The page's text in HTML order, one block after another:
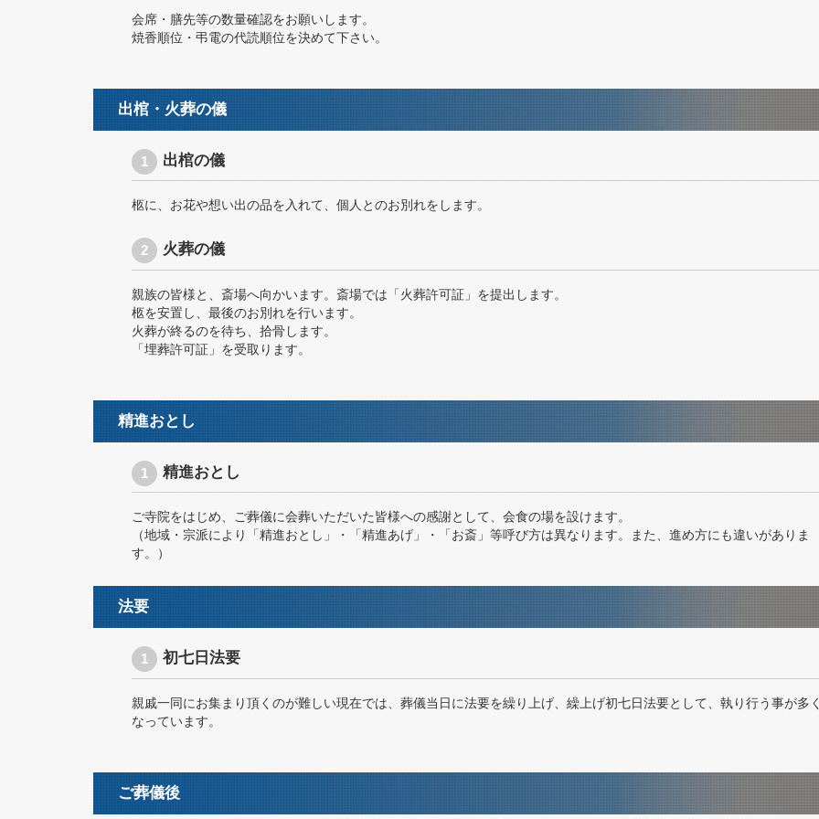
会席・膳先等の数量確認をお願いします。
焼香順位・弔電の代読順位を決めて下さい。
出棺・火葬の儀
出棺の儀
柩に、お花や想い出の品を入れて、個人とのお別れをします。
火葬の儀
親族の皆様と、斎場へ向かいます。斎場では「火葬許可証」を提出します。
柩を安置し、最後のお別れを行います。
火葬が終るのを待ち、拾骨します。
「埋葬許可証」を受取ります。
精進おとし
精進おとし
ご寺院をはじめ、ご葬儀に会葬いただいた皆様への感謝として、会食の場を設けます。
（地域・宗派により「精進おとし」・「精進あげ」・「お斎」等呼び方は異なります。また、進め方にも違いがありま
す。）
法要
初七日法要
親戚一同にお集まり頂くのが難しい現在では、葬儀当日に法要を繰り上げ、繰上げ初七日法要として、執り行う事が多
なっています。
ご葬儀後